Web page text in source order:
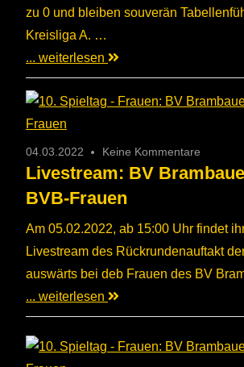
zu 0 und bleiben souverän
Kreisliga A. …
... weiterlesen
04.03.2022 Keine Kommentare
Livestream: BV
BVB-Frauen
Am 05.02.2022, ab 15:00 Uhr findet
Livestream des Rückrundenauftakt
auswärts bei deb Frauen des BV
... weiterlesen